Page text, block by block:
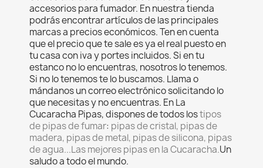
accesorios para fumador. En nuestra tienda
podrás encontrar artículos de las principales
marcas a precios económicos. Ten en cuenta
que el precio que te sale es ya el real puesto en
tu casa con iva y portes incluidos. Si en tu
estanco no lo encuentras, nosotros lo tenemos.
Si no lo tenemos te lo buscamos. Llama o
mándanos un correo electrónico solicitando lo
que necesitas y no encuentras. En La
Cucaracha Pipas, dispones de todos lostipos
de pipas de fumar: pipas de cristal, pipas de
madera, pipas de metal, pipas de silicona, pipas
de agua...Las mejores pipas en la Cucaracha.Un
saludo a todo el mundo.